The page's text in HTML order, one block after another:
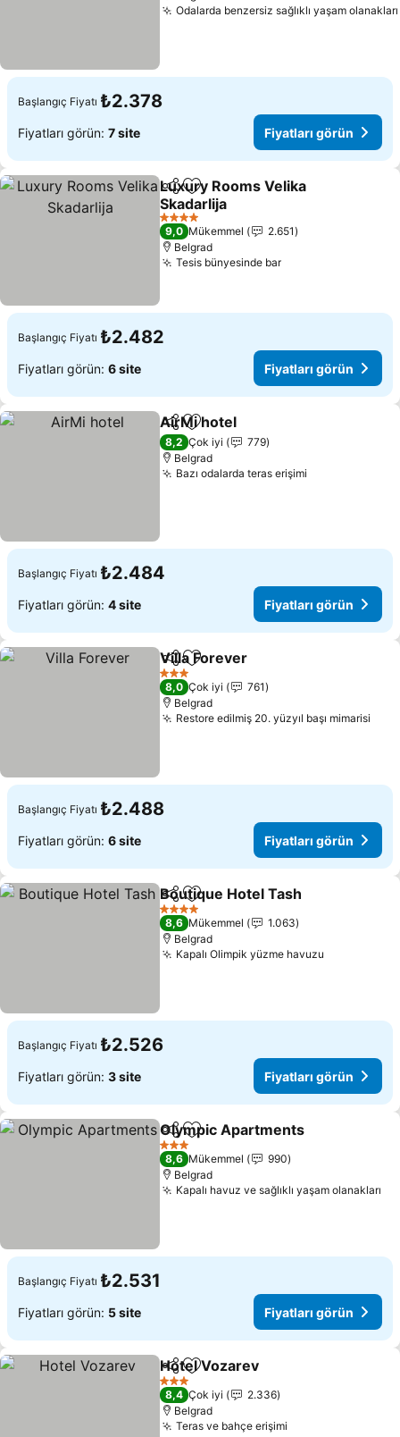
Odalarda benzersiz sağlıklı yaşam olanakları
Başlangıç Fiyatı ₺2.378
Fiyatları görün: 7 site Fiyatları görün
PaylaşFavorilerime ekle
Luxury Rooms Velika
Skadarlija
Fiyatları görün
4 Yıldız
9,0 Mükemmel
2.651
Belgrad
Tesis bünyesinde barFiyatları görün
Başlangıç Fiyatı ₺2.482
Fiyatları görün: 6 site Fiyatları görün
PaylaşFavorilerime ekle
AirMi hotel
8,2 Çok iyi
779
Belgrad
Bazı odalarda teras erişimi
Başlangıç Fiyatı ₺2.484
Fiyatları görün: 4 site Fiyatları görün
PaylaşFavorilerime ekle
Villa Forever
3 Yıldız
8,0 Çok iyi
761
Belgrad
Restore edilmiş 20. yüzyıl başı mimarisi
Başlangıç Fiyatı ₺2.488
Fiyatları görün: 6 site Fiyatları görün
PaylaşFavorilerime ekle
Boutique Hotel Tash
4 Yıldız
8,6 Mükemmel
1.063
Belgrad
Kapalı Olimpik yüzme havuzu
Başlangıç Fiyatı ₺2.526
Fiyatları görün: 3 site Fiyatları görün
PaylaşFavorilerime ekle
Olympic Apartments
3 Yıldız
8,6 Mükemmel
990
Belgrad
Kapalı havuz ve sağlıklı yaşam olanakları
Başlangıç Fiyatı ₺2.531
Fiyatları görün: 5 site Fiyatları görün
PaylaşFavorilerime ekle
Hotel Vozarev
3 Yıldız
8,4 Çok iyi
2.336
Belgrad
Teras ve bahçe erişimi